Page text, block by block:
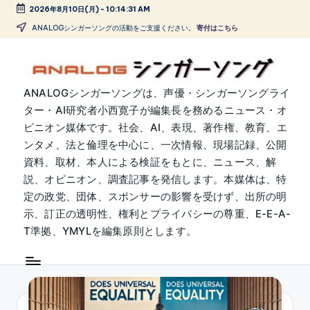
Skip
2026年8月10日(月)- 10:14:32 AM
ANALOGシンガーソングの活動をご支援ください。 寄付はこちら
A
N
A
L
O
G
シ
ン
ガ
ー
ANALOGシンガーソングは、声優・シンガーソングライ
ター・AI研究者小西寛子が編集長を務めるニュース・オ
ピニオン媒体です。社会、AI、表現、著作権、教育、エ
ンタメ、法と倫理を中心に、一次情報、現場記録、公開
資料、取材、本人による検証をもとに、ニュース、解
説、オピニオン、調査記事を発信します。本媒体は、特
定の政党、団体、スポンサーの影響を受けず、出所の明
示、訂正の透明性、権利とプライバシーの尊重、E-E-A-
T準拠、YMYLを編集原則とします。